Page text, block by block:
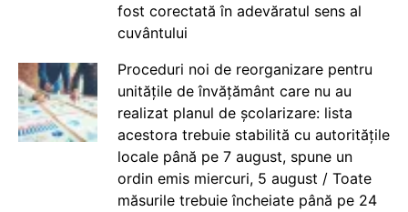
fost corectată în adevăratul sens al
cuvântului
Proceduri noi de reorganizare pentru
unitățile de învățământ care nu au
realizat planul de școlarizare: lista
acestora trebuie stabilită cu autoritățile
locale până pe 7 august, spune un
ordin emis miercuri, 5 august / Toate
măsurile trebuie încheiate până pe 24